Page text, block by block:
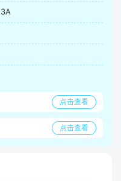
点击查看
点击查看